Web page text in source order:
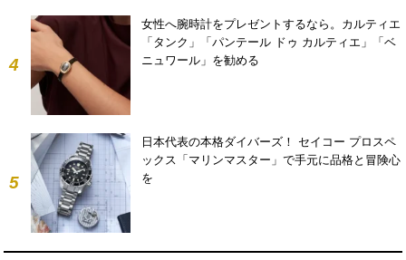
4
女性へ腕時計をプレゼントするなら。カルティエ
「タンク」「パンテール ドゥ カルティエ」「ベ
ニュワール」を勧める
5
日本代表の本格ダイバーズ！ セイコー プロスペ
ックス「マリンマスター」で手元に品格と冒険心
を